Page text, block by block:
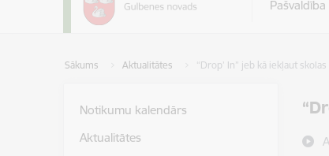
Pašvaldība
Sākums Aktualitātes “Drop’ In” jeb kā iekļaut
Notikumu kalendārs
Aktualitātes